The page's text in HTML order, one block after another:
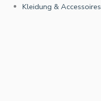
Kleidung & Accessoires